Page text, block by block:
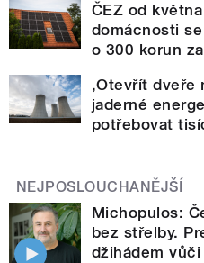
ČEZ od
domácnosti
o 300 korun
‚Otevřít dveře
jaderné
potřebovat
NEJPOSLOUCHANĚJŠÍ
Michopulos:
bez střelby.
džihádem vůči